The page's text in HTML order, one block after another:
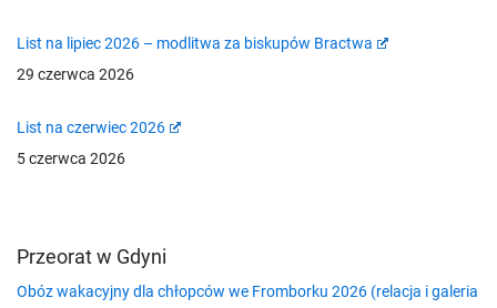
List na lipiec 2026 – modlitwa za biskupów Bractwa
29 czerwca 2026
List na czerwiec 2026
5 czerwca 2026
Przeorat w Gdyni
Obóz wakacyjny dla chłopców we Fromborku 2026 (relacja i galeria